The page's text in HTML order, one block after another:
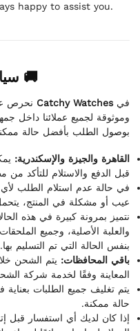
happy to assist you.
🚚
فيCatchy Watches نحرص
وموثوقة لجميع عملائنا داخل
بوصول الطلب بأفضل حالة
القاهرة والجيزة والإسكندرية:
قبل الدفع والاستلام للتأكد
في حالة عدم استلام الطلب
عيب أو مشكلة في المنتج،
نتميز بمرونة كبيرة في هذه
والعلبة الأصلية، وجميع
بنفس الحالة التي تم التسليم بها.
باقي المحافظات: يتم الشحن
المعاينة وفقًا لخدمة شركة
يتم تغليف جميع الطلبات
حالة ممكنة.
إذا كان لديك أي استفسار قبل